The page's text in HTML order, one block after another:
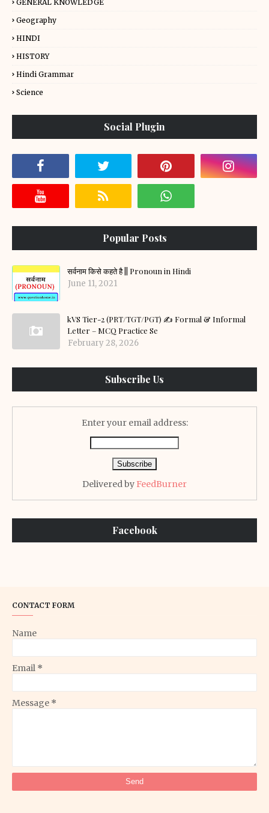
GENERAL KNOWLEDGE
Geography
HINDI
HISTORY
Hindi Grammar
Science
Social Plugin
Popular Posts
सर्वनाम किसे कहते है || Pronoun in Hindi
June 11, 2021
kVS Tier-2 (PRT/TGT/PGT) ✍️ Formal & Informal
Letter – MCQ Practice Se
February 28, 2026
Subscribe Us
Enter your email address:
Delivered by FeedBurner
Facebook
CONTACT FORM
Name
Email *
Message *